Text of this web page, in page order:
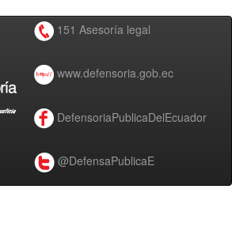
151 Asesoría legal
www.defensoria.gob.ec
DefensoriaPublicaDelEcuador
@DefensaPublicaE